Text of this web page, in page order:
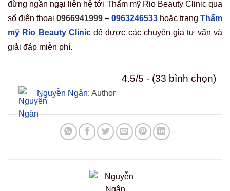
đừng ngần ngại liên hệ tới Thẩm mỹ Rio Beauty Clinic qua
số điện thoại 0966941999 – 0963246533 hoặc trang Thẩm
mỹ Rio Beauty Clinicđể được các chuyên gia tư vấn và
giải đáp miễn phí.
4.5/5 - (33 bình chọn)
Nguyễn Ngân: Author